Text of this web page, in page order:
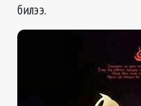
билээ.